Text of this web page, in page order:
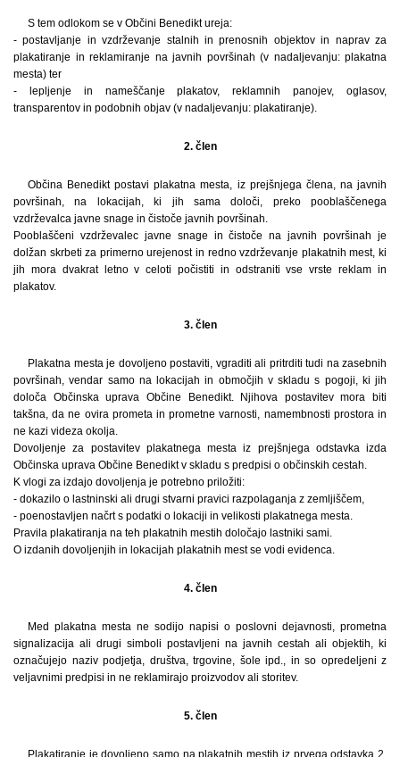
S tem odlokom se v Občini Benedikt ureja:
- postavljanje in vzdrževanje stalnih in prenosnih objektov in naprav za
plakatiranje in reklamiranje na javnih površinah (v nadaljevanju: plakatna
mesta) ter
- lepljenje in nameščanje plakatov, reklamnih panojev, oglasov,
transparentov in podobnih objav (v nadaljevanju: plakatiranje).
2. člen
Občina Benedikt postavi plakatna mesta, iz prejšnjega člena, na javnih
površinah, na lokacijah, ki jih sama določi, preko pooblaščenega
vzdrževalca javne snage in čistoče javnih površinah.
Pooblaščeni vzdrževalec javne snage in čistoče na javnih površinah je
dolžan skrbeti za primerno urejenost in redno vzdrževanje plakatnih mest, ki
jih mora dvakrat letno v celoti počistiti in odstraniti vse vrste reklam in
plakatov.
3. člen
Plakatna mesta je dovoljeno postaviti, vgraditi ali pritrditi tudi na zasebnih
površinah, vendar samo na lokacijah in območjih v skladu s pogoji, ki jih
določa Občinska uprava Občine Benedikt. Njihova postavitev mora biti
takšna, da ne ovira prometa in prometne varnosti, namembnosti prostora in
ne kazi videza okolja.
Dovoljenje za postavitev plakatnega mesta iz prejšnjega odstavka izda
Občinska uprava Občine Benedikt v skladu s predpisi o občinskih cestah.
K vlogi za izdajo dovoljenja je potrebno priložiti:
- dokazilo o lastninski ali drugi stvarni pravici razpolaganja z zemljiščem,
- poenostavljen načrt s podatki o lokaciji in velikosti plakatnega mesta.
Pravila plakatiranja na teh plakatnih mestih določajo lastniki sami.
O izdanih dovoljenjih in lokacijah plakatnih mest se vodi evidenca.
4. člen
Med plakatna mesta ne sodijo napisi o poslovni dejavnosti, prometna
signalizacija ali drugi simboli postavljeni na javnih cestah ali objektih, ki
označujejo naziv podjetja, društva, trgovine, šole ipd., in so opredeljeni z
veljavnimi predpisi in ne reklamirajo proizvodov ali storitev.
5. člen
Plakatiranje je dovoljeno samo na plakatnih mestih iz prvega odstavka 2.